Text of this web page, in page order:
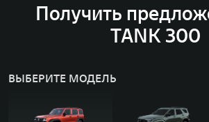
Получить
TANK 300
ВЫБЕРИТЕ МОДЕЛЬ